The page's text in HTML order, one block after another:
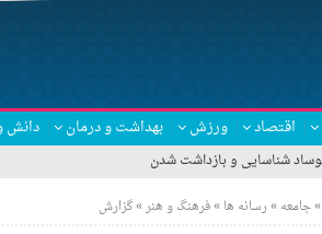
اقتصاد ورزش بهداشت و درمان دانش
»جامعه»رسانه ها»فرهنگ و هنر»گزارش